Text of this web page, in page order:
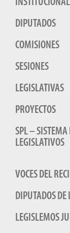
INSTITUCIONAL
DIPUTADOS
COMISIONES
SESIONES
LEGISLATIVAS
PROYECTOS
SPL – SISTEMA
LEGISLATIVOS
VOCES DEL
DIPUTADOS DE
LEGISLEMOS